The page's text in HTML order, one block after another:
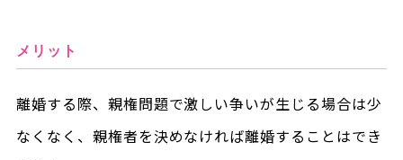
メリット
離婚する際、親権問題で激しい争いが生じる場合は少
なくなく、親権者を決めなければ離婚することはでき